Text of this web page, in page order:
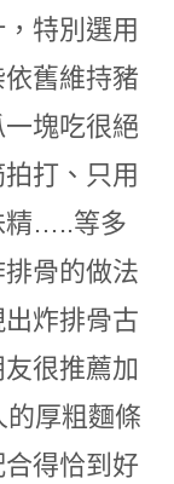
特別選用
舊維持豬
塊吃很絕
打、只用
精…..等多
骨的做法
炸排骨古
很推薦加
厚粗麵條
得恰到好